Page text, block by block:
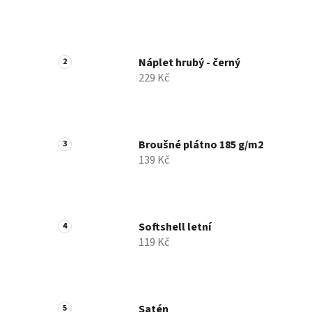
Náplet hrubý - černý
229 Kč
Broušné plátno 185 g/m2
139 Kč
Softshell letní
119 Kč